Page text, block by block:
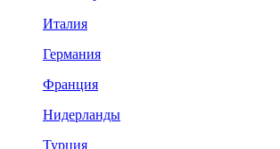
Италия
Германия
Франция
Нидерланды
Турция